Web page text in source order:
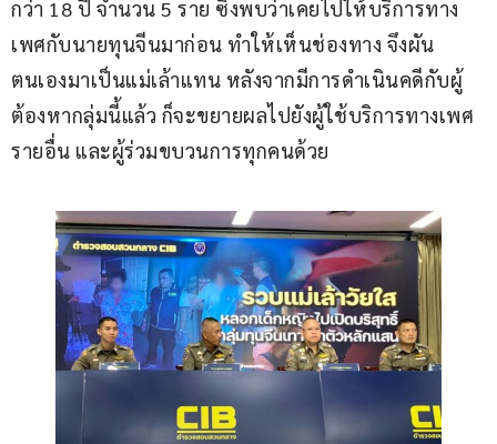
กว่า 18 ปี จำนวน 5 ราย ซึ่งพบว่าเคยไปให้บริการทาง
เพศกับนายทุนจีนมาก่อน ทำให้เห็นช่องทาง จึงผัน
ตนเองมาเป็นแม่เล้าแทน หลังจากมีการดำเนินคดีกับผู้
ต้องหากลุ่มนี้แล้ว ก็จะขยายผลไปยังผู้ใช้บริการทางเพศ
รายอื่น และผู้ร่วมขบวนการทุกคนด้วย